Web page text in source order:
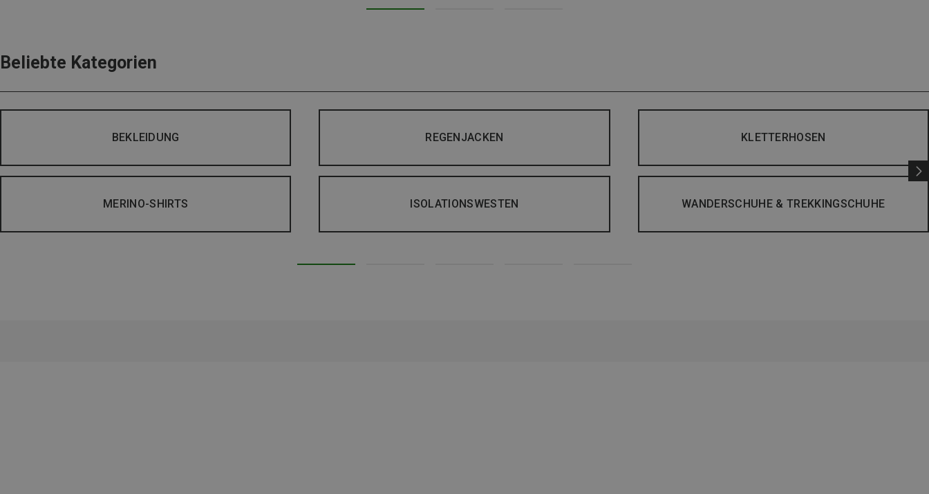
Beliebte Kategorien
BEKLEIDUNG REGENJACKEN KLETTERHOSEN
MERINO-SHIRTS ISOLATIONSWESTEN WANDERSCHUHE & TREKKINGSCHUHE